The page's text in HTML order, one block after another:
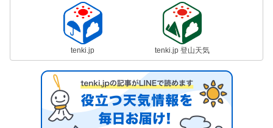
tenki.jp tenki.jp 登山天気